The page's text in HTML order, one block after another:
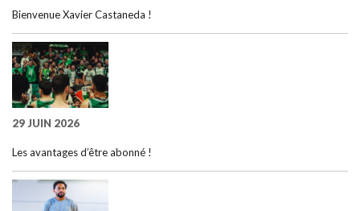
Bienvenue Xavier Castaneda !
29 JUIN 2026
Les avantages d’être abonné !